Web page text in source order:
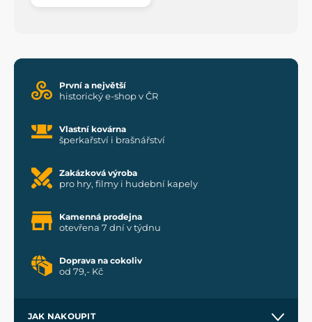
První a největší
historický e-shop v ČR
Vlastní kovárna
šperkařství i brašnářství
Zakázková výroba
pro hry, filmy i hudební kapely
Kamenná prodejna
otevřena 7 dní v týdnu
Doprava na cokoliv
od 79,- Kč
JAK NAKOUPIT